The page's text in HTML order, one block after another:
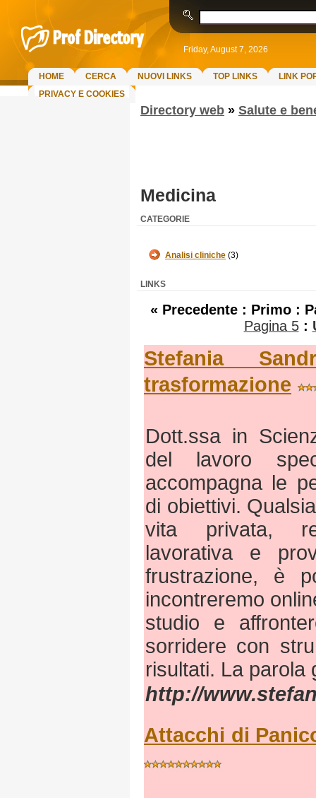
Friday, August 7, 2026
HOME CERCA NUOVI LINKS TOP LINKS
LINK
PRIVACY E COOKIES
Directory web » Salute e
Medicina
CATEGORIE
Analisi cliniche (3)
LINKS
« Precedente : Primo :
Pagina 5 :
Stefania
trasformazione
Dott.ssa in
del lavoro
accompagna le
di obiettivi.
vita privata,
lavorativa e
frustrazione, è
incontreremo
studio e
sorridere con
risultati. La parola
http://
Attacchi di